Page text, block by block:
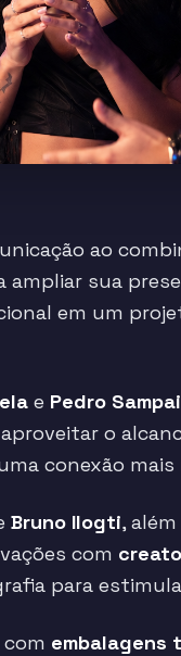
ao
ampliar sua
em um
e Pedro
o
conexão
Bruno Ilogti,
com
para
embalagens